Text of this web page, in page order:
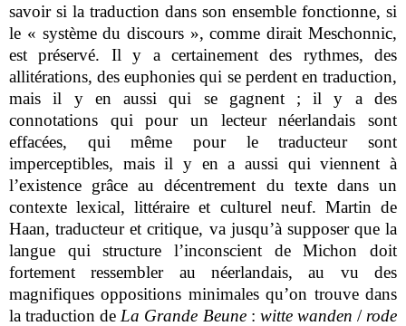
savoir si la traduction dans son ensemble fonctionne, si
le « système du discours », comme dirait Meschonnic,
est préservé. Il y a certainement des rythmes, des
allitérations, des euphonies qui se perdent en traduction,
mais il y en aussi qui se gagnent ; il y a des
connotations qui pour un lecteur néerlandais sont
effacées, qui même pour le traducteur sont
imperceptibles, mais il y en a aussi qui viennent à
l’existence grâce au décentrement du texte dans un
contexte lexical, littéraire et culturel neuf. Martin de
Haan, traducteur et critique, va jusqu’à supposer que la
langue qui structure l’inconscient de Michon doit
fortement ressembler au néerlandais, au vu des
magnifiques oppositions minimales qu’on trouve dans
la traduction de La Grande Beune : witte wanden / rode